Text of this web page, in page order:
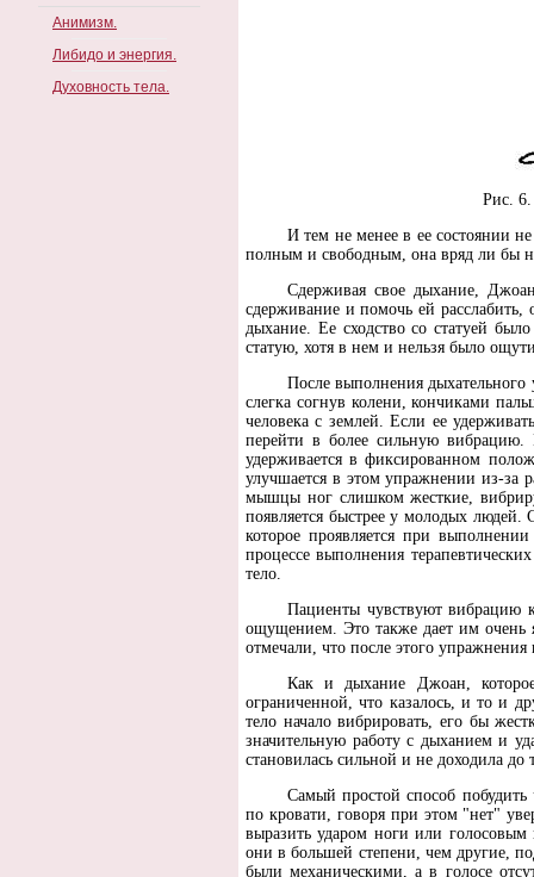
Анимизм.
Либидо и энергия.
Духовность тела.
Рис. 6.
И тем не менее в ее состоянии
полным и свободным, она вряд ли бы
Сдерживая свое дыхание,
сдерживание и помочь ей расслабить,
дыхание. Ее сходство со статуей
статую, хотя в нем и нельзя было
После выполнения дыхательного
слегка согнув колени, кончиками
человека с землей. Если ее
перейти в более сильную вибрацию.
удерживается в фиксированном
улучшается в этом упражнении из-
мышцы ног слишком жесткие,
появляется быстрее у молодых
которое проявляется при
процессе выполнения
тело.
Пациенты чувствуют вибрацию
ощущением. Это также дает им очень
отмечали, что после этого
Как и дыхание Джоан,
ограниченной, что казалось, и то и
тело начало вибрировать, его бы
значительную работу с дыханием и
становилась сильной и не доходила до
Самый простой способ побудить
по кровати, говоря при этом "нет"
выразить ударом ноги или голосовым
они в большей степени, чем другие,
были механическими, а в голосе